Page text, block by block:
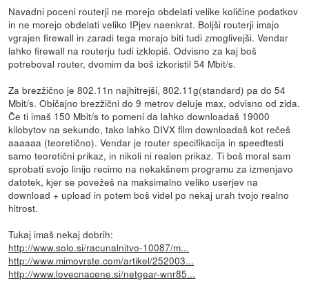
Navadni poceni routerji ne morejo obdelati velike količine podatkov
in ne morejo obdelati veliko IPjev naenkrat. Boljši routerji imajo
vgrajen firewall in zaradi tega morajo biti tudi zmoglivejši. Vendar
lahko firewall na routerju tudi izklopiš. Odvisno za kaj boš
potreboval router, dvomim da boš izkoristil 54 Mbit/s.
Za brezžično je 802.11n najhitrejši, 802.11g(standard) pa do 54
Mbit/s. Običajno brezžični do 9 metrov deluje max, odvisno od zida.
Če ti imaš 150 Mbit/s to pomeni da lahko downloadaš 19000
kilobytov na sekundo, tako lahko DIVX film downloadaš kot rečeš
aaaaaa (teoretično). Vendar je router specifikacija in speedtesti
samo teoretični prikaz, in nikoli ni realen prikaz. Ti boš moral sam
sprobati svojo linijo recimo na nekakšnem programu za izmenjavo
datotek, kjer se povežeš na maksimalno veliko userjev na
download + upload in potem boš videl po nekaj urah tvojo realno
hitrost.
Tukaj imaš nekaj dobrih:
http://www.solo.si/racunalnitvo-10087/m...
http://www.mimovrste.com/artikel/252003...
http://www.lovecnacene.si/netgear-wnr85...